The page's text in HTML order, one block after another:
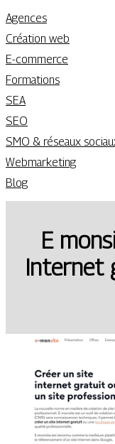
Agences
Création web
E-commerce
Formations
SEA
SEO
SMO & réseaux
Webmarketing
Blog
E
Internet